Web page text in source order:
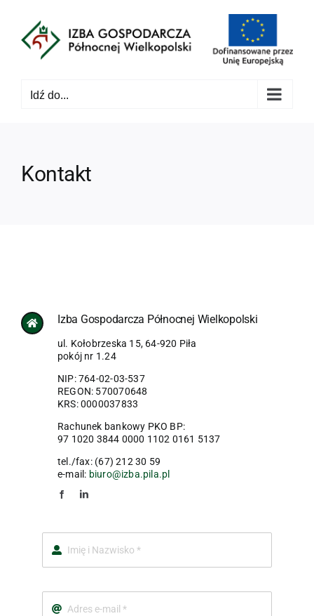
zawartości
Idź do...
Kontakt
Izba Gospodarcza Północnej Wielkopolski
ul. Kołobrzeska 15, 64-920 Piła
pokój nr 1.24
NIP: 764-02-03-537
REGON: 570070648
KRS: 0000037833
Rachunek bankowy PKO BP:
97 1020 3844 0000 1102 0161 5137
tel./fax: (67) 212 30 59
e-mail: biuro@izba.pila.pl